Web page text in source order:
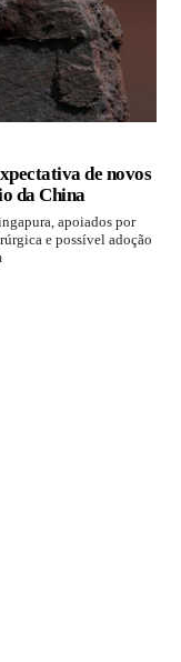
de novos
da China
apoiados por
e possível adoção